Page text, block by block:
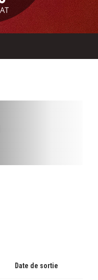
Date de sortie